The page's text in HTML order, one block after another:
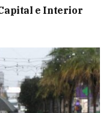
e Interior